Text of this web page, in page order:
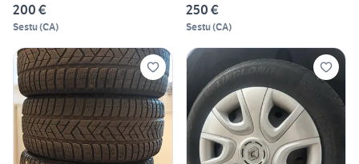
200 €
Sestu(CA)
250 €
Sestu(CA)